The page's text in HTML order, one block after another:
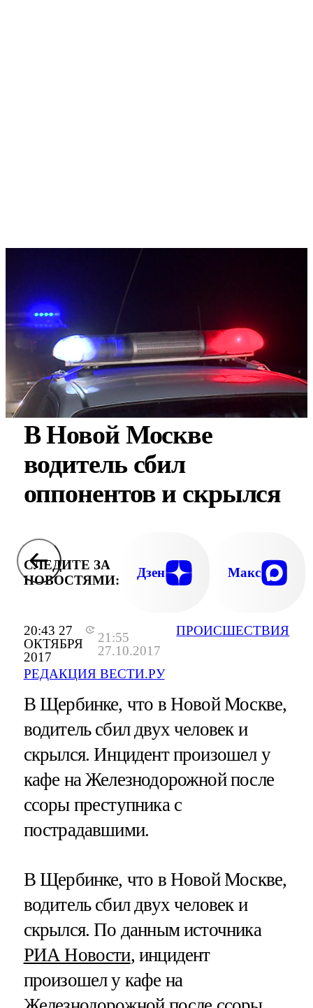
20:43 27
ОКТЯБРЯ
2017
21:55
27.10.2017
РЕДАКЦИЯ ВЕСТИ.РУ
ПРОИСШЕСТВИЯ
В Новой Москве
водитель сбил
оппонентов и скрылся
СЛЕДИТЕ ЗА
НОВОСТЯМИ:
Дзен Макс
В Щербинке, что в Новой Москве,
водитель сбил двух человек и
скрылся. Инцидент произошел у
кафе на Железнодорожной после
ссоры преступника с
пострадавшими.
В Щербинке, что в Новой Москве,
водитель сбил двух человек и
скрылся. По данным источника
РИА Новости, инцидент
произошел у кафе на